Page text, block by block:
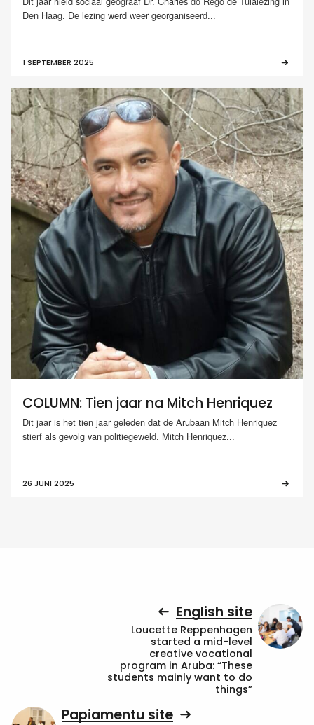
Den Haag. De lezing werd weer georganiseerd...
1 SEPTEMBER 2025
COLUMN: Tien jaar na Mitch Henriquez
Dit jaar is het tien jaar geleden dat de Arubaan Mitch Henriquez
stierf als gevolg van politiegeweld. Mitch Henriquez...
26 JUNI 2025
English site
Loucette Reppenhagen
started a mid-level
creative vocational
program in Aruba: “These
students mainly want to do
things”
Papiamentu site